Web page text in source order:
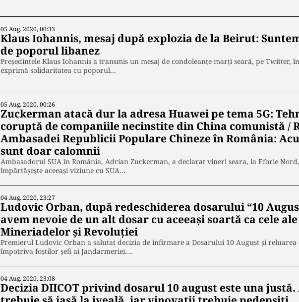
05 Aug. 2020, 00:33
Klaus Iohannis, mesaj după explozia de la Beirut:
de poporul libanez
Președintele Klaus Iohannis a transmis un mesaj de condoleanțe marți seară, pe Twitter,
exprimă solidaritatea cu poporul…
05 Aug. 2020, 00:26
Zuckerman atacă dur la adresa Huawei pe tema 5G:
coruptă de companiile necinstite din China comunistă /
Ambasadei Republicii Populare Chineze în România:
sunt doar calomnii
Ambasadorul SUA în România, Adrian Zuckerman, a declarat vineri seara, la Eforie
împărtășește aceeași viziune cu SUA…
04 Aug. 2020, 23:27
Ludovic Orban, după redeschiderea dosarului “10
avem nevoie de un alt dosar cu aceeași soartă ca cele ale
Mineriadelor și Revoluției
Premierul Ludovic Orban a salutat decizia de infirmare a Dosarului 10 August și
împotriva foștilor șefi ai Jandarmeriei.…
04 Aug. 2020, 23:08
Decizia DIICOT privind dosarul 10 august este una